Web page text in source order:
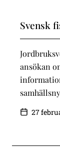
Svensk
ansökan
27